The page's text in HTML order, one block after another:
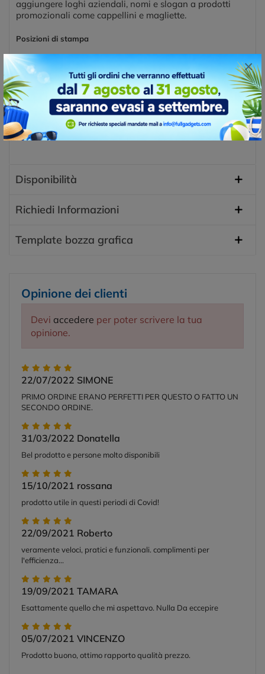
×
aggiungere loghi aziendali, nomi e slogan a prodotti
promozionali come cappellini e magliette.
Posizioni di stampa
FRONTE
Disponibilità
Richiedi Informazioni
Template bozza grafica
Opinione dei clienti
Devi accedere per poter scrivere la tua
opinione.
22/07/2022 SIMONE
PRIMO ORDINE ERANO PERFETTI PER QUESTO O FATTO UN
SECONDO ORDINE.
31/03/2022 Donatella
Bel prodotto e persone molto disponibili
15/10/2021 rossana
prodotto utile in questi periodi di Covid!
22/09/2021 Roberto
veramente veloci, pratici e funzionali. complimenti per
l'efficienza...
19/09/2021 TAMARA
Esattamente quello che mi aspettavo. Nulla Da eccepire
05/07/2021 VINCENZO
Prodotto buono, ottimo rapporto qualità prezzo.